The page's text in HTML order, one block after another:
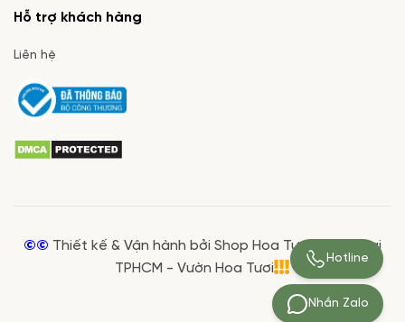
Hỗ trợ khách hàng
Liên hệ
©© Thiết kế & Vận hành bởi Shop Hoa Tươi Giá Rẻ tại
TPHCM - Vườn Hoa Tươi
Nhắn Zalo
Hotline